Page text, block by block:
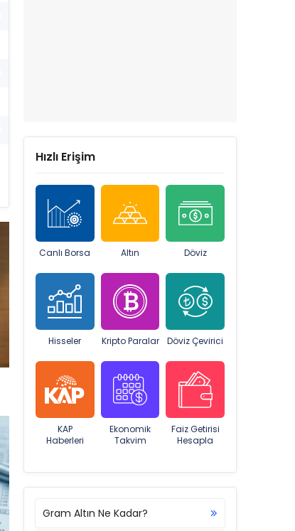
Hızlı Erişim
Canlı Borsa Altın Döviz
Hisseler Kripto Paralar Döviz Çevirici
KAP
Haberleri
Ekonomik
Takvim
Faiz Getirisi
Hesapla
Gram Altın Ne Kadar?